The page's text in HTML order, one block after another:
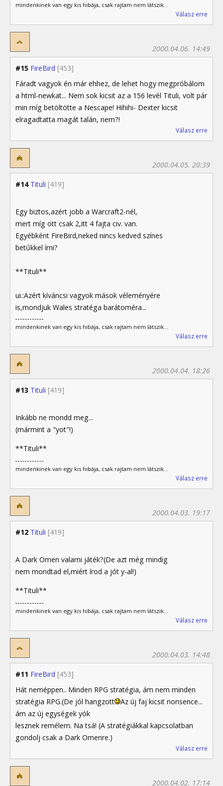
mindenkinek van egy kis hibája, csak rajtam nem látszik...
Válasz erre
#15 FireBird [453]
2000.04.06. 14:49
Fáradt vagyok én már ehhez, de lehet hogy megpróbálom
a html-newkat... Nem sok kicsit az a 156 levél Tituli, volt pár
min míg betöltötte a Nescape! Hihihi- Dexter kicsit
elragadtatta magát talán, nem?!
Válasz erre
#14 Tituli [419]
2000.04.05. 20:39
Egy biztos,azért jobb a Warcraft2-nél,
mert míg ott csak 2,itt 4 fajta civ. van.
Egyébként FireBird,neked nincs kedved színes
betűkkel írni?
**Tituli**
ui.:Azért kíváncsi vagyok mások véleményére
is,mondjuk Wales stratéga barátoméra...
mindenkinek van egy kis hibája, csak rajtam nem látszik...
Válasz erre
#13 Tituli [419]
2000.04.04. 18:26
Inkább ne mondd meg...
(mármint a "yot"!)
**Tituli**
mindenkinek van egy kis hibája, csak rajtam nem látszik...
Válasz erre
#12 Tituli [419]
2000.04.03. 19:17
A Dark Omen valami játék?(De azt még mindig
nem mondtad el,miért írod a jót y-al!)
**Tituli**
mindenkinek van egy kis hibája, csak rajtam nem látszik...
Válasz erre
#11 FireBird [453]
2000.04.03. 14:48
Hát neméppen.. Minden RPG stratégia, ám nem minden
stratégia RPG.(De jól hangzott
Az új faj kicsit nonsence...
ám az új egységek yók
lesznek remélem. Na tsá! (A stratégiákkal kapcsolatban
gondolj csak a Dark Omenre.)
Válasz erre
2000.04.02. 17:14